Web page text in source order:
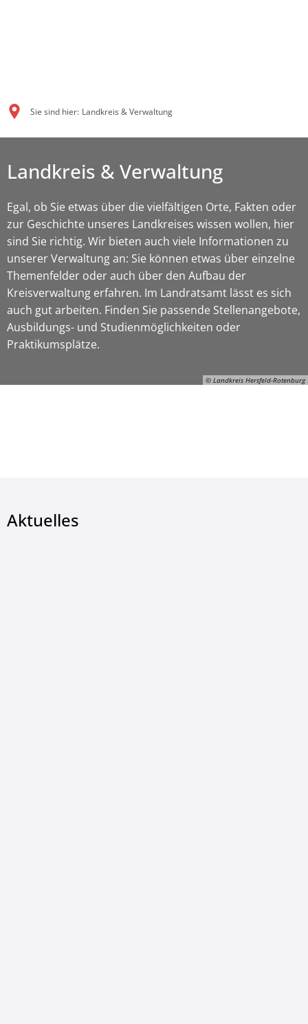
Sie sind hier: Landkreis & Verwaltung
© Landkreis Hersfeld-Rotenburg
Landkreis & Verwaltung
Egal, ob Sie etwas über die vielfältigen Orte, Fakten oder
zur Geschichte unseres Landkreises wissen wollen, hier
sind Sie richtig. Wir bieten auch viele Informationen zu
unserer Verwaltung an: Sie können etwas über einzelne
Themenfelder oder auch über den Aufbau der
Kreisverwaltung erfahren. Im Landratsamt lässt es sich
auch gut arbeiten. Finden Sie passende Stellenangebote,
Ausbildungs- und Studienmöglichkeiten oder
Praktikumsplätze.
Aktuelles